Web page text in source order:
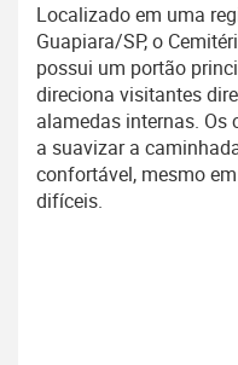
Localizado em uma
Guapiara/SP, o
possui um portão
direciona visitantes
alamedas internas. Os
a suavizar a
confortável, mesmo
difíceis.